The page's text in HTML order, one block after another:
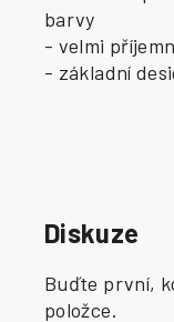
barvy
- velmi
- základní
Diskuze
Buďte první,
položce.